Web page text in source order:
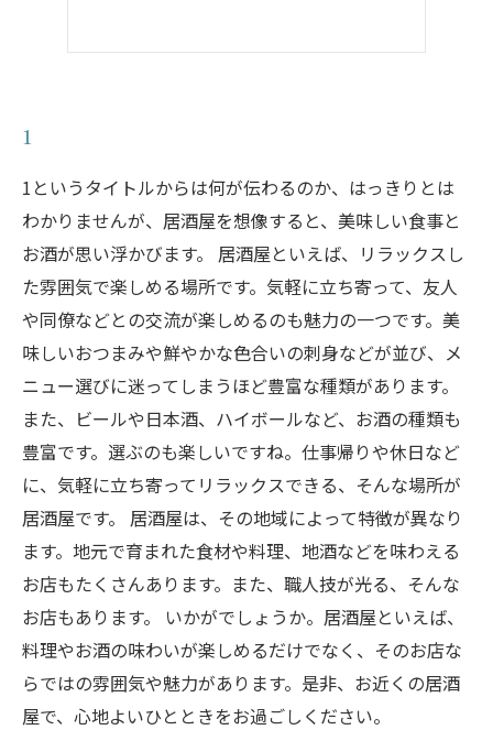
1
1というタイトルからは何が伝わるのか、はっきりとは
わかりませんが、居酒屋を想像すると、美味しい食事と
お酒が思い浮かびます。 居酒屋といえば、リラックスし
た雰囲気で楽しめる場所です。気軽に立ち寄って、友人
や同僚などとの交流が楽しめるのも魅力の一つです。美
味しいおつまみや鮮やかな色合いの刺身などが並び、メ
ニュー選びに迷ってしまうほど豊富な種類があります。
また、ビールや日本酒、ハイボールなど、お酒の種類も
豊富です。選ぶのも楽しいですね。仕事帰りや休日など
に、気軽に立ち寄ってリラックスできる、そんな場所が
居酒屋です。 居酒屋は、その地域によって特徴が異なり
ます。地元で育まれた食材や料理、地酒などを味わえる
お店もたくさんあります。また、職人技が光る、そんな
お店もあります。 いかがでしょうか。居酒屋といえば、
料理やお酒の味わいが楽しめるだけでなく、そのお店な
らではの雰囲気や魅力があります。是非、お近くの居酒
屋で、心地よいひとときをお過ごしください。